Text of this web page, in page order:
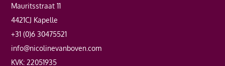
Mauritsstraat 11
4421CJ Kapelle
+31 (0)6 30475521
info@nicolinevanboven.com
KVK: 22051935